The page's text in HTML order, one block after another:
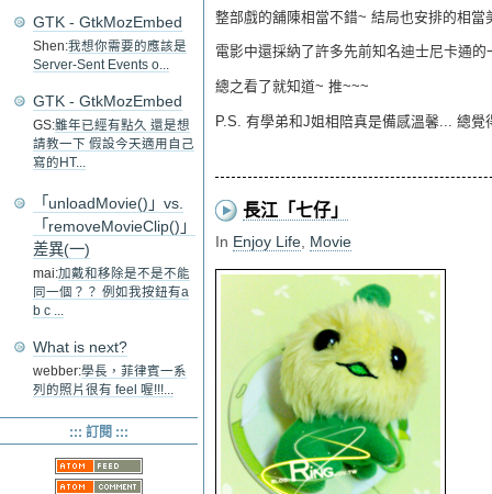
整部戲的舖陳相當不錯~ 結局也安排的相
電影中還採納了許多先前知名迪士尼卡通
總之看了就知道~ 推~~~
P.S. 有學弟和J姐相陪真是備感溫馨... 總
長江「七仔」
In Enjoy Life Movie
GTK - GtkMozEmbed
Shen:我想你需要的應該是
Server-Sent Events o...
GTK - GtkMozEmbed
GS:雖年已經有點久 還是想
請教一下 假設今天適用自己
寫的HT...
「unloadMovie()」vs.
「removeMovieClip()」
差異(一)
mai:加戴和移除是不是不能
同一個？？ 例如我按鈕有a
b c ...
What is next?
webber:學長，菲律賓一系
列的照片很有 feel 喔!!!...
::: 訂閱 :::